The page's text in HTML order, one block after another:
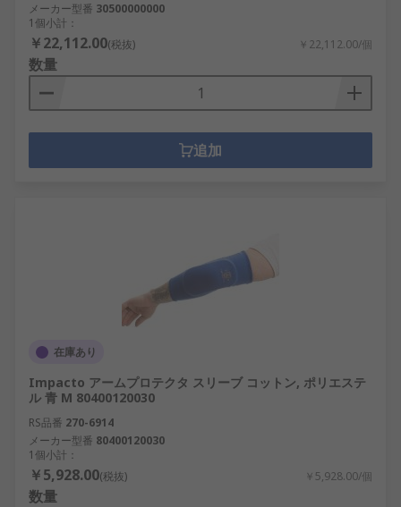
メーカー型番 30500000000
1個小計：
￥22,112.00(税抜) ￥22,112.00/個
数量
追加
在庫あり
Impacto アームプロテクタ スリーブ コットン, ポリエステ
ル 青 M 80400120030
RS品番 270-6914
メーカー型番 80400120030
1個小計：
￥5,928.00(税抜) ￥5,928.00/個
数量